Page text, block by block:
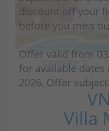
discount off your
before you miss
Offer valid from
for available
2026. Offer
CAMERE: 3
Villa